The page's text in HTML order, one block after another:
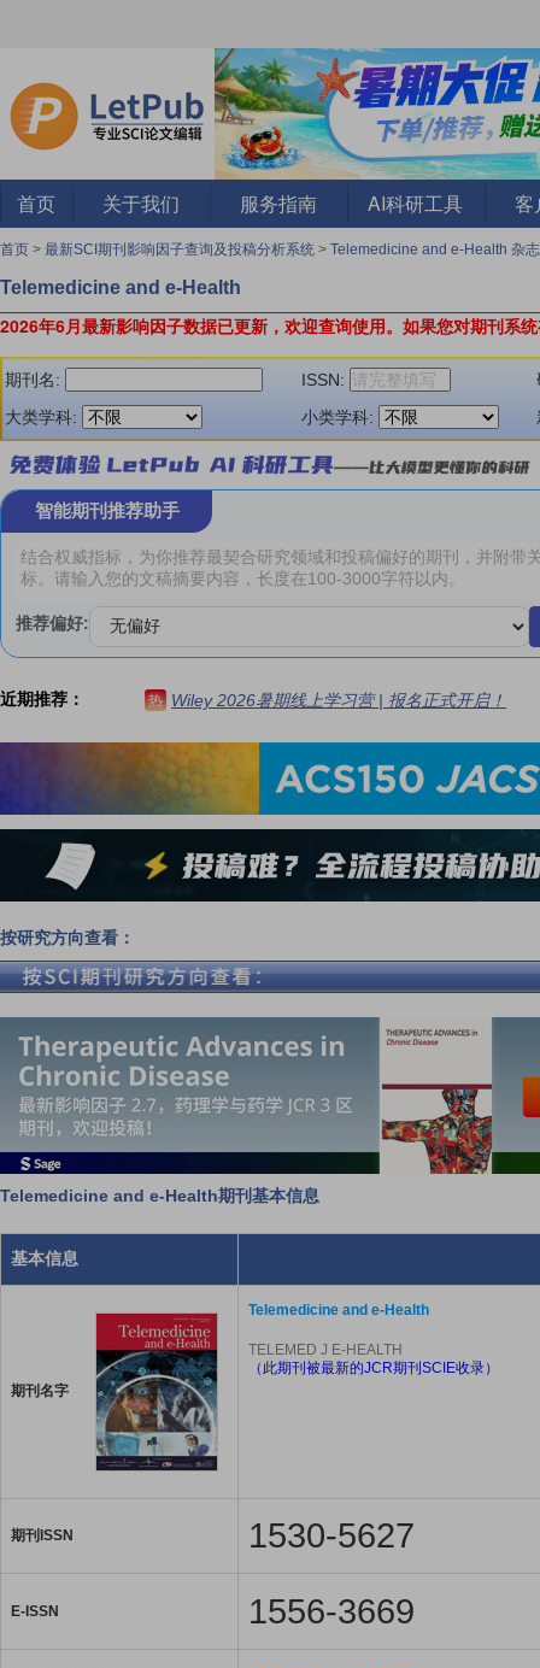
首页 关于我们 服务指南 AI科研工具 客
首页 > 最新SCI期刊影响因子查询及投稿分析系统 > Telemedicine and e-Health 杂志
Telemedicine and e-Health
2026年6月最新影响因子数据已更新，欢迎查询使用。 如果您对期刊系
期刊名: ISSN:
大类学科:
小类学科:
智能期刊推荐助手
推荐偏好:
近期推荐： 热 Wiley 2026暑期线上学习营 | 报名正式开启！
按研究方向查看：
Telemedicine and e-Health期刊基本信息
基本信息
期刊名字
Telemedicine and e-Health
TELEMED J E-HEALTH
（此期刊被最新的JCR期刊SCIE收录）
期刊ISSN 1530-5627
E-ISSN 1556-3669